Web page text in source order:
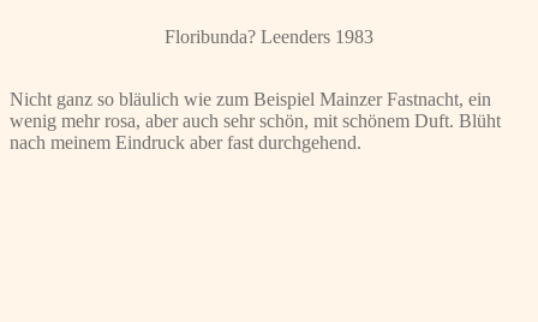
Floribunda? Leenders 1983
Nicht ganz so bläulich wie zum Beispiel Mainzer Fastnacht, ein
wenig mehr rosa, aber auch sehr schön, mit schönem Duft. Blüht
nach meinem Eindruck aber fast durchgehend.